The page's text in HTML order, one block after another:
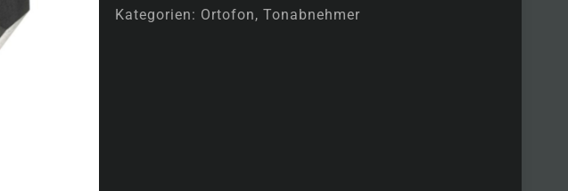
Kategorien: Ortofon,Tonabnehmer